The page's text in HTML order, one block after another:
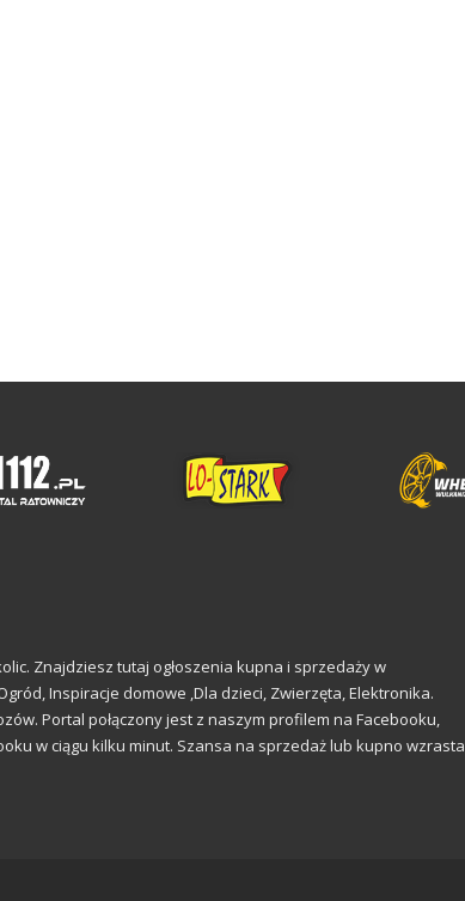
Znajdziesz tutaj ogłoszenia kupna i sprzedaży w
,Inspiracje domowe ,Dla dzieci, Zwierzęta, Elektronika.
Portal połączony jest z naszym profilem na Facebooku,
w ciągu kilku minut. Szansa na sprzedaż lub kupno wzrasta